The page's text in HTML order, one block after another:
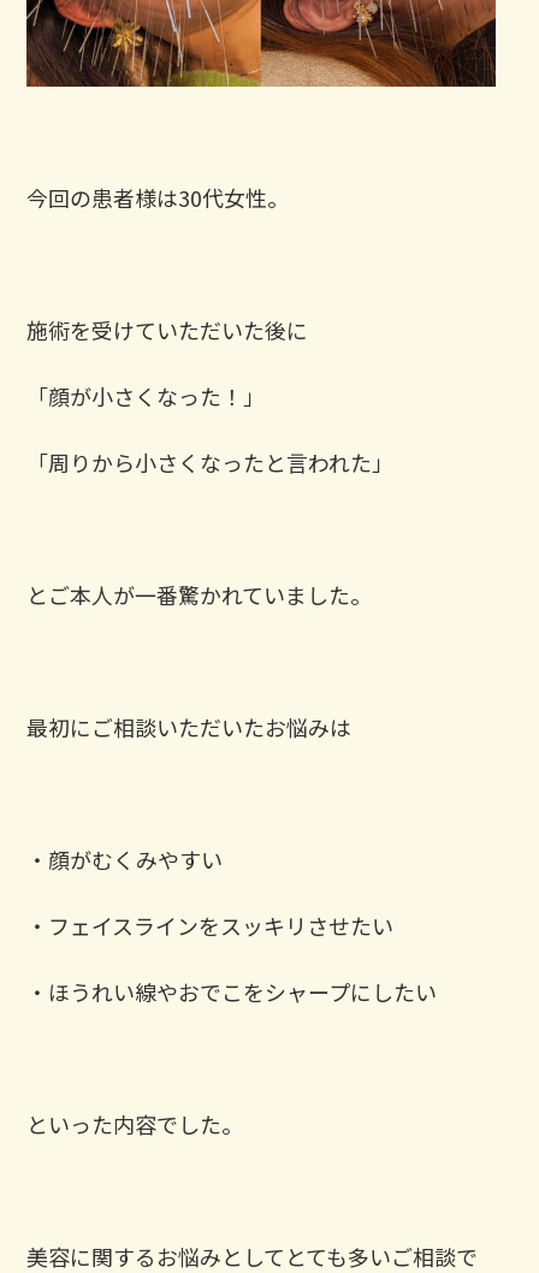
今回の患者様は30代女性。
施術を受けていただいた後に
「顔が小さくなった！」
「周りから小さくなったと言われた」
とご本人が一番驚かれていました。
最初にご相談いただいたお悩みは
・顔がむくみやすい
・フェイスラインをスッキリさせたい
・ほうれい線やおでこをシャープにしたい
といった内容でした。
美容に関するお悩みとしてとても多いご相談で